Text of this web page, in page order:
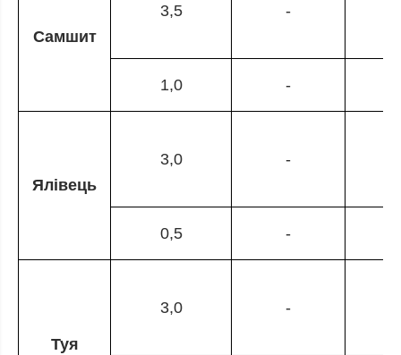
Самшит
3,5 -
1,0 -
Ялівець
3,0 -
0,5 -
Туя
3,0 -